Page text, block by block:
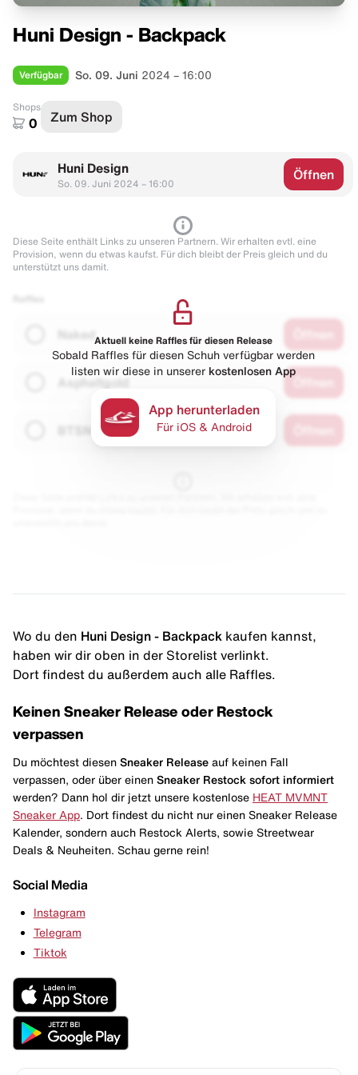
Huni Design - Backpack
Verfügbar So. 09. Juni 2024 – 16:00
Shops
0 Zum Shop
Huni Design
So. 09. Juni 2024 – 16:00
Öffnen
Diese Seite enthält Links zu unseren Partnern. Wir erhalten evtl. eine
Provision, wenn du etwas kaufst. Für dich bleibt der Preis gleich und du
unterstützt uns damit.
Naked
Asphaltgold
Aktuell keine Raffles für diesen Release
Sobald Raffles für diesen Schuh verfügbar werden
listen wir diese in unserer kostenlosen App
App herunterladen
Für iOS & Android
Wo du den Huni Design - Backpack kaufen kannst,
haben wir dir oben in der Storelist verlinkt.
Dort findest du außerdem auch alle Raffles.
Keinen Sneaker Release oder Restock
verpassen
Du möchtest diesen Sneaker Release auf keinen Fall
verpassen, oder über einen Sneaker Restock sofort informiert
werden? Dann hol dir jetzt unsere kostenlose HEAT MVMNT
Sneaker App . Dort findest du nicht nur einen Sneaker Release
Kalender, sondern auch Restock Alerts, sowie Streetwear
Deals & Neuheiten. Schau gerne rein!
Social Media
Instagram
Telegram
Tiktok